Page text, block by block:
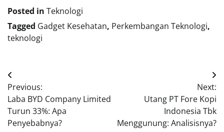
Posted in Teknologi
Tagged Gadget Kesehatan, Perkembangan Teknologi,
teknologi
Navigasi
pos
Previous:
Laba BYD Company Limited
Turun 33%: Apa
Penyebabnya?
Next:
Utang PT Fore Kopi
Indonesia Tbk
Menggunung: Analisisnya?